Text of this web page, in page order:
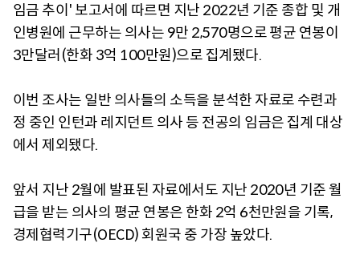
임금 추이' 보고서에 따르면 지난 2022년 기준 종합 및 개
인병원에 근무하는 의사는 9만 2,570명으로 평균 연봉이
3만달러(한화 3억 100만원)으로 집계됐다.
이번 조사는 일반 의사들의 소득을 분석한 자료로 수련과
정 중인 인턴과 레지던트 의사 등 전공의 임금은 집계 대상
에서 제외됐다.
앞서 지난 2월에 발표된 자료에서도 지난 2020년 기준 월
급을 받는 의사의 평균 연봉은 한화 2억 6천만원을 기록,
경제협력기구(OECD) 회원국 중 가장 높았다.